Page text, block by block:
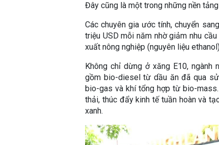
Đây cũng là một trong những nền
Các chuyên gia ước tính, chuyển
triệu USD mỗi năm nhờ giảm nhu
xuất nông nghiệp (nguyên liệu
Không chỉ dừng ở xăng E10, ngành
gồm bio-diesel từ dầu ăn đã qua
bio-gas và khí tổng hợp từ bio-
thải, thúc đẩy kinh tế tuần hoàn và
xanh.